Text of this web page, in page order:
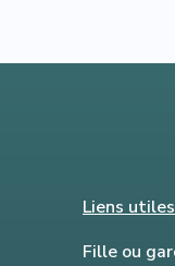
Liens utiles
Fille ou